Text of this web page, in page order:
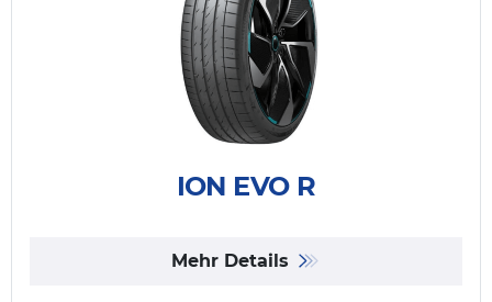
ION EVO R
Mehr Details